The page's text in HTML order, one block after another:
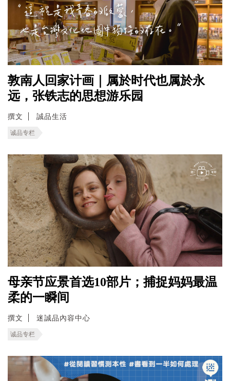
敦南人回家计画｜属於时代也属於永
远，张铁志的思想游乐园
撰文 誠品生活
诚品专栏
母亲节应景首选10部片；捕捉妈妈最温
柔的一瞬间
撰文 迷誠品內容中心
诚品专栏